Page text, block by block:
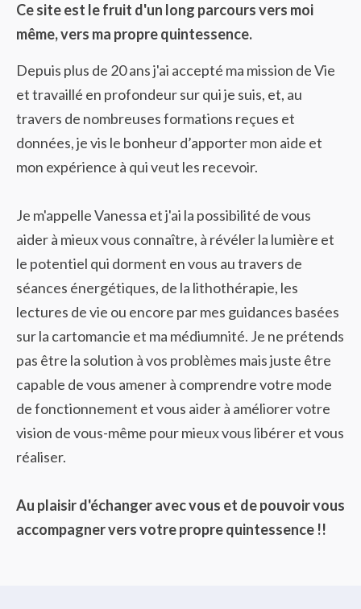
Ce site est le fruit d'un long parcours vers moi
même, vers ma propre quintessence.
Depuis plus de 20 ans j'ai accepté ma mission de Vie
et travaillé en profondeur sur qui je suis, et, au
travers de nombreuses formations reçues et
données, je vis le bonheur d’apporter mon aide et
mon expérience à qui veut les recevoir.
Je m'appelle Vanessa et j'ai la possibilité de vous
aider à mieux vous connaître, à révéler la lumière et
le potentiel qui dorment en vous au travers de
séances énergétiques, de la lithothérapie, les
lectures de vie ou encore par mes guidances basées
sur la cartomancie et ma médiumnité. Je ne prétends
pas être la solution à vos problèmes mais juste être
capable de vous amener à comprendre votre mode
de fonctionnement et vous aider à améliorer votre
vision de vous-même pour mieux vous libérer et vous
réaliser.
Au plaisir d'échanger avec vous et de pouvoir vous
accompagner vers votre propre quintessence !!